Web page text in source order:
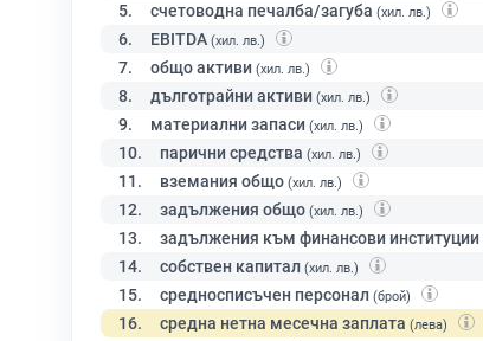
5. счетоводна печалба/загуба (хил. лв.)
6. EBITDA (хил. лв.)
7. общо активи (хил. лв.)
8. дълготрайни активи (хил. лв.)
9. материални запаси (хил. лв.)
10. парични средства (хил. лв.)
11. вземания общо (хил. лв.)
12. задължения общо (хил. лв.)
13. задължения към финансови институции
14. собствен капитал (хил. лв.)
15. средносписъчен персонал (брой)
16. средна нетна месечна заплата (лева)